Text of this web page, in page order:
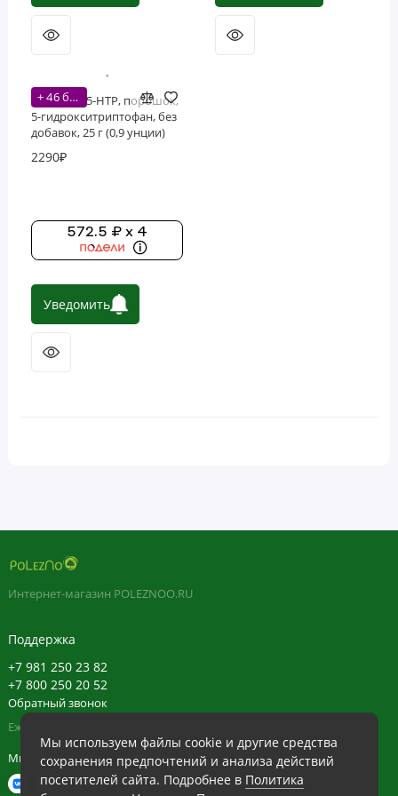
+ 46 бонусов
Nutricost, 5-HTP, порошок,
5-гидрокситриптофан, без
добавок, 25 г (0,9 унции)
2290₽
572.5 ₽ x 4
Уведомить
Мы используем файлы cookie и другие средства
сохранения предпочтений и анализа действий
посетителей сайта. Подробнее в Политика
Интернет-магазин POLEZNOO.RU
Поддержка
+7 981 250 23 82
+7 800 250 20 52
Обратный звонок
Ежедневно в будние с 11:30 до 20:30, в выходные с 11:30 до 19:30
Мы в сети